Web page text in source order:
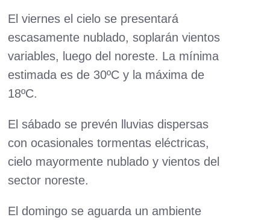
El viernes el cielo se presentará
escasamente nublado, soplarán vientos
variables, luego del noreste. La mínima
estimada es de 30ºC y la máxima de
18ºC.
El sábado se prevén lluvias dispersas
con ocasionales tormentas eléctricas,
cielo mayormente nublado y vientos del
sector noreste.
El domingo se aguarda un ambiente